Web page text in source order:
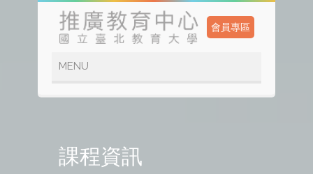
會員專區
課程資訊